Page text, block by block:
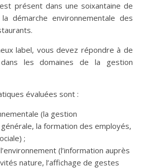
est présent dans une soixantaine de
démarche environnementale des
label, vous devez répondre à de
les domaines de la gestion
évaluées sont :
(la gestion
la formation des employés,
;
(l’information auprès
nature, l’affichage de gestes